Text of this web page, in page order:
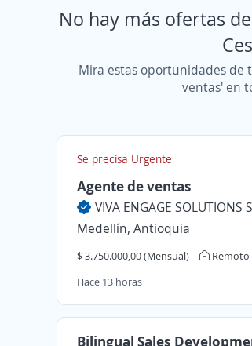
No hay más ofertas
Mira estas oportunidades de
ventas' en
Se precisa Urgente
Agente de ventas
VIVA ENGAGE SOLUTIONS
Medellín, Antioquia
$ 3.750.000,00 (Mensual)
Remoto
Hace 13 horas
Bilingual Sales